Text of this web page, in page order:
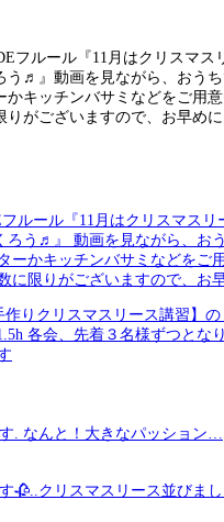
ルール『11月はクリスマ
ろう♬』 動画を見ながら、
かキッチンバサミなどをご
限りがございますので、
作りクリスマスリース講習】
各会、先着３名様ずつとな
️. なんと！大きなパッション…
🥀..クリスマスリース並びま